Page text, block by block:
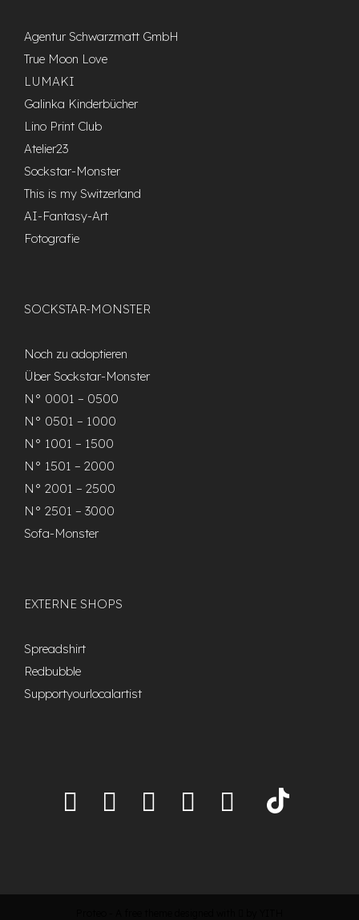
Agentur Schwarzmatt GmbH
True Moon Love
LUMAKI
Galinka Kinderbücher
Lino Print Club
Atelier23
Sockstar-Monster
This is my Switzerland
AI-Fantasy-Art
Fotografie
SOCKSTAR-MONSTER
Noch zu adoptieren
Über Sockstar-Monster
N° 0001 – 0500
N° 0501 – 1000
N° 1001 – 1500
N° 1501 – 2000
N° 2001 – 2500
N° 2501 – 3000
Sofa-Monster
EXTERNE SHOPS
Spreadshirt
Redbubble
Supportyourlocalartist